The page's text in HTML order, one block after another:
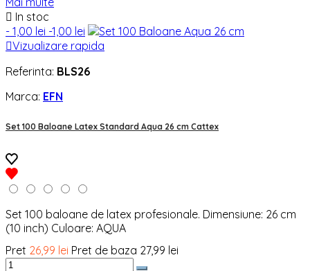
 In stoc
- 1,00 lei -1,00 lei
Vizualizare rapida
Referinta: BLS26
Marca: EFN
Set 100 Baloane Latex Standard Aqua 26 cm Cattex
Set 100 baloane de latex profesionale. Dimensiune: 26 cm
(10 inch) Culoare: AQUA
Pret 26,99 lei Pret de baza 27,99 lei